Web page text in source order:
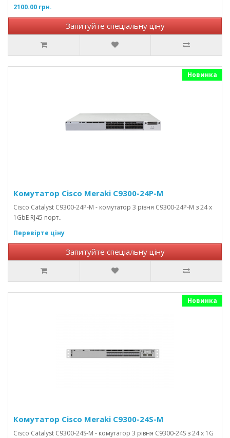
2100.00 грн.
Запитуйте спеціальну ціну
Новинка
Комутатор Cisco Meraki C9300-24P-M
Cisco Catalyst C9300-24P-M - комутатор 3 рівня C9300-24P-M з 24 x
1GbE RJ45 порт..
Перевірте ціну
Запитуйте спеціальну ціну
Новинка
Комутатор Cisco Meraki C9300-24S-M
Cisco Catalyst C9300-24S-M - комутатор 3 рівня C9300-24S з 24 x 1G